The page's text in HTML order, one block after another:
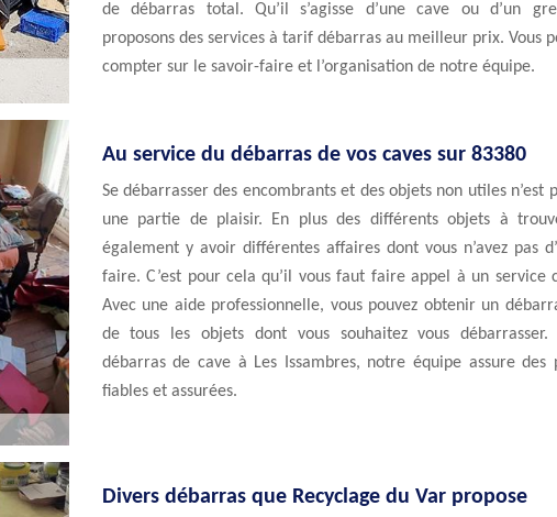
de débarras total. Qu’il s’agisse d’une cave ou d’un
proposons des services à tarif débarras au meilleur prix. Vous
compter sur le savoir-faire et l’organisation de notre équipe.
Au service du débarras de vos caves sur 83380
Se débarrasser des encombrants et des objets non utiles n’est
une partie de plaisir. En plus des différents objets à
également y avoir différentes affaires dont vous n’avez pas
faire. C’est pour cela qu’il vous faut faire appel à un service
Avec une aide professionnelle, vous pouvez obtenir un
de tous les objets dont vous souhaitez vous débarrasser.
débarras de cave à Les Issambres, notre équipe assure des
fiables et assurées.
Divers débarras que Recyclage du Var propose